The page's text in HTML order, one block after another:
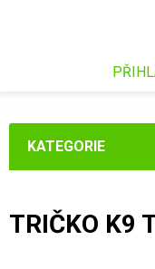
KATEGORIE
TRIČKO K9